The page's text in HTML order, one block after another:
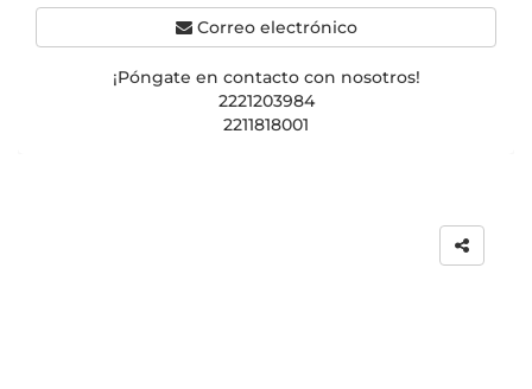
Correo electrónico
¡Póngate en contacto con nosotros!
2221203984
2211818001